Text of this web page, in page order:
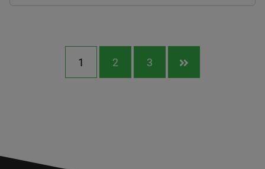
1 2 3 